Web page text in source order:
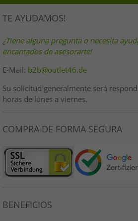
TE AYUDAMOS!
¿Tiene alguna pregunta o necesita
encantados de asesorarte!
E-Mail: b2b@outlet46.de
Su solicitud generalmente será
horas de lunes a viernes.
COMPRA DE FORMA SEGURA
BENEFICIOS